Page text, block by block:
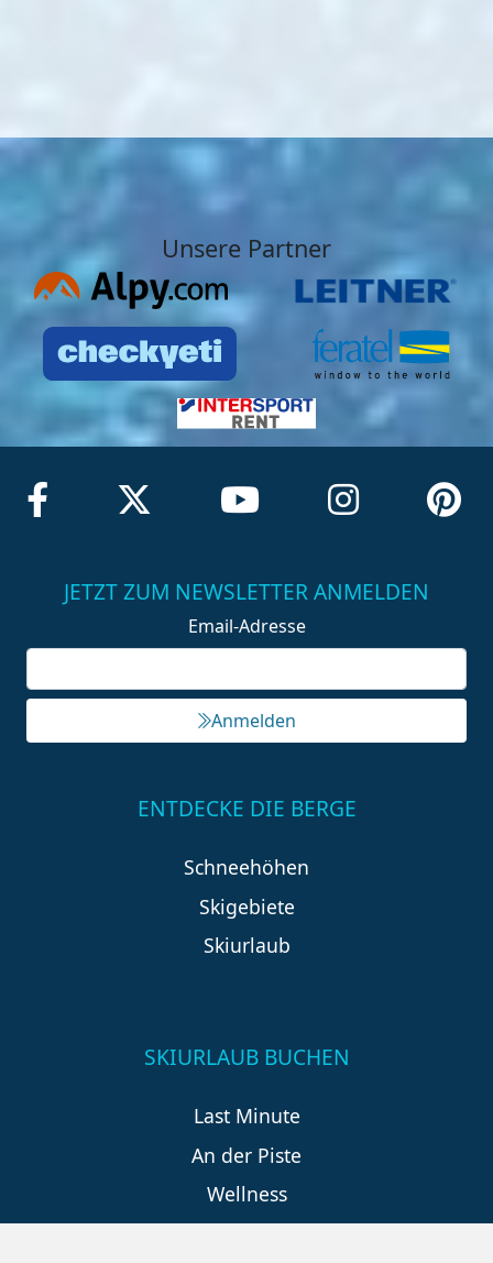
Unsere Partner
JETZT ZUM NEWSLETTER ANMELDEN
Email-Adresse
Anmelden
ENTDECKE DIE BERGE
Schneehöhen
Skigebiete
Skiurlaub
SKIURLAUB BUCHEN
Last Minute
An der Piste
Wellness